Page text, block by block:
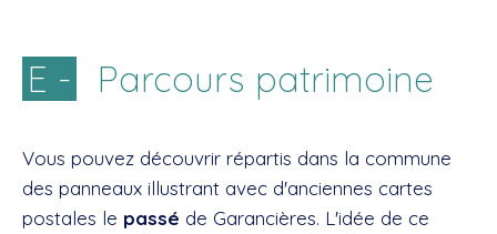
E - Parcours patrimoine
Vous pouvez découvrir répartis dans la commune
des panneaux illustrant avec d'anciennes cartes
postales le passé de Garancières. L'idée de ce